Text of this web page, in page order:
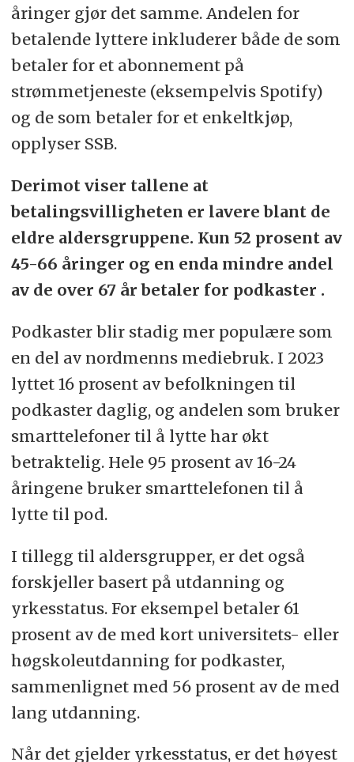
åringer gjør det samme. Andelen for
betalende lyttere inkluderer både de som
betaler for et abonnement på
strømmetjeneste (eksempelvis Spotify)
og de som betaler for et enkeltkjøp,
opplyser SSB.
Derimot viser tallene at
betalingsvilligheten er lavere blant de
eldre aldersgruppene. Kun 52 prosent av
45-66 åringer og en enda mindre andel
av de over 67 år betaler for podkaster .
Podkaster blir stadig mer populære som
en del av nordmenns mediebruk. I 2023
lyttet 16 prosent av befolkningen til
podkaster daglig, og andelen som bruker
smarttelefoner til å lytte har økt
betraktelig. Hele 95 prosent av 16-24
åringene bruker smarttelefonen til å
lytte til pod.
I tillegg til aldersgrupper, er det også
forskjeller basert på utdanning og
yrkesstatus. For eksempel betaler 61
prosent av de med kort universitets- eller
høgskoleutdanning for podkaster,
sammenlignet med 56 prosent av de med
lang utdanning.
Når det gjelder yrkesstatus, er det høyest